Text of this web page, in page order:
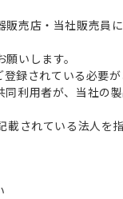
売店・当社販売員に
いします。
録されている必要が
利用者が、当社の
されている法人を指